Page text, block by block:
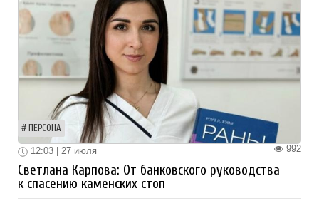
ПЕРСОНА
992
12:03 | 27 июля
Светлана Карпова: От банковского руководства
к спасению каменских стоп